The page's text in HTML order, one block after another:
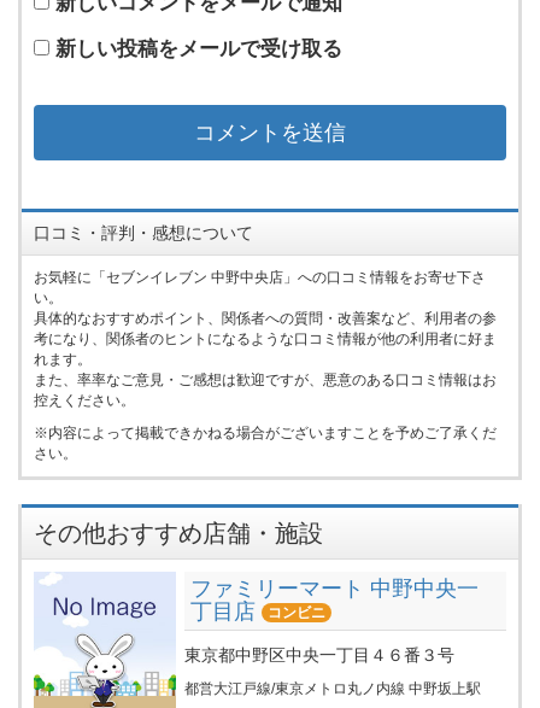
新しい投稿をメールで受け取る
口コミ・評判・感想について
お気軽に「セブンイレブン 中野中央店」への口コミ情報をお寄せ下さ
い。
具体的なおすすめポイント、関係者への質問・改善案など、利用者の参
考になり、関係者のヒントになるような口コミ情報が他の利用者に好ま
れます。
また、率率なご意見・ご感想は歓迎ですが、悪意のある口コミ情報はお
控えください。
内容によって掲載できかねる場合がございますことを予めご了承くだ
さい。
その他おすすめ店舗・施設
ファミリーマート 中野中央一
丁目店
コンビニ
東京都中野区中央一丁目４６番３号
都営大江戸線/東京メトロ丸ノ内線 中野坂上駅